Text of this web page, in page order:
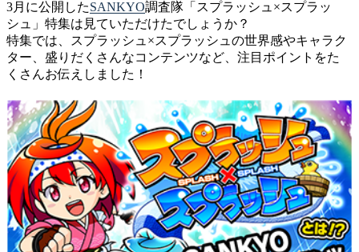
3月に公開したSANKYO調査隊「スプラッシュ×スプラッ
シュ」特集は見ていただけたでしょうか？
特集では、スプラッシュ×スプラッシュの世界感やキャラク
ター、盛りだくさんなコンテンツなど、注目ポイントをた
くさんお伝えしました！